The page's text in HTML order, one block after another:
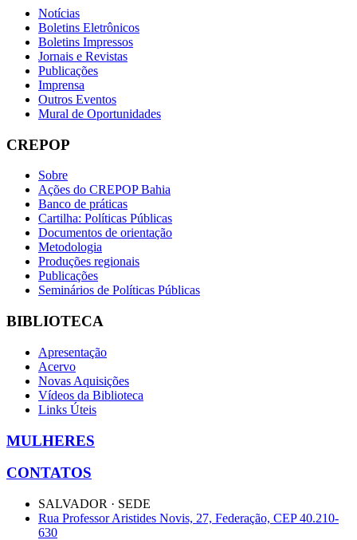
Notícias
Boletins Eletrônicos
Boletins Impressos
Jornais e Revistas
Publicações
Imprensa
Outros Eventos
Mural de Oportunidades
CREPOP
Sobre
Ações do CREPOP Bahia
Banco de práticas
Cartilha: Políticas Públicas
Documentos de orientação
Metodologia
Produções regionais
Publicações
Seminários de Políticas Públicas
BIBLIOTECA
Apresentação
Acervo
Novas Aquisições
Vídeos da Biblioteca
Links Úteis
MULHERES
CONTATOS
SALVADOR · SEDE
Rua Professor Aristides Novis, 27, Federação, CEP 40.210-
630